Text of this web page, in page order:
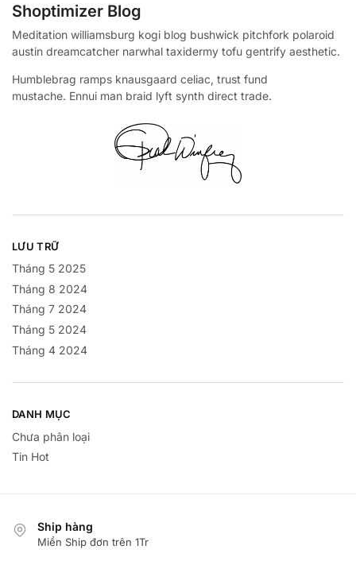
Shoptimizer Blog
Meditation williamsburg kogi blog bushwick pitchfork polaroid
austin dreamcatcher narwhal taxidermy tofu gentrify aesthetic.
Humblebrag ramps knausgaard celiac, trust fund
mustache. Ennui man braid lyft synth direct trade.
LƯU TRỮ
Tháng 5 2025
Tháng 8 2024
Tháng 7 2024
Tháng 5 2024
Tháng 4 2024
DANH MỤC
Chưa phân loại
Tin Hot
Ship hàng
Miển Ship đơn trên 1Tr